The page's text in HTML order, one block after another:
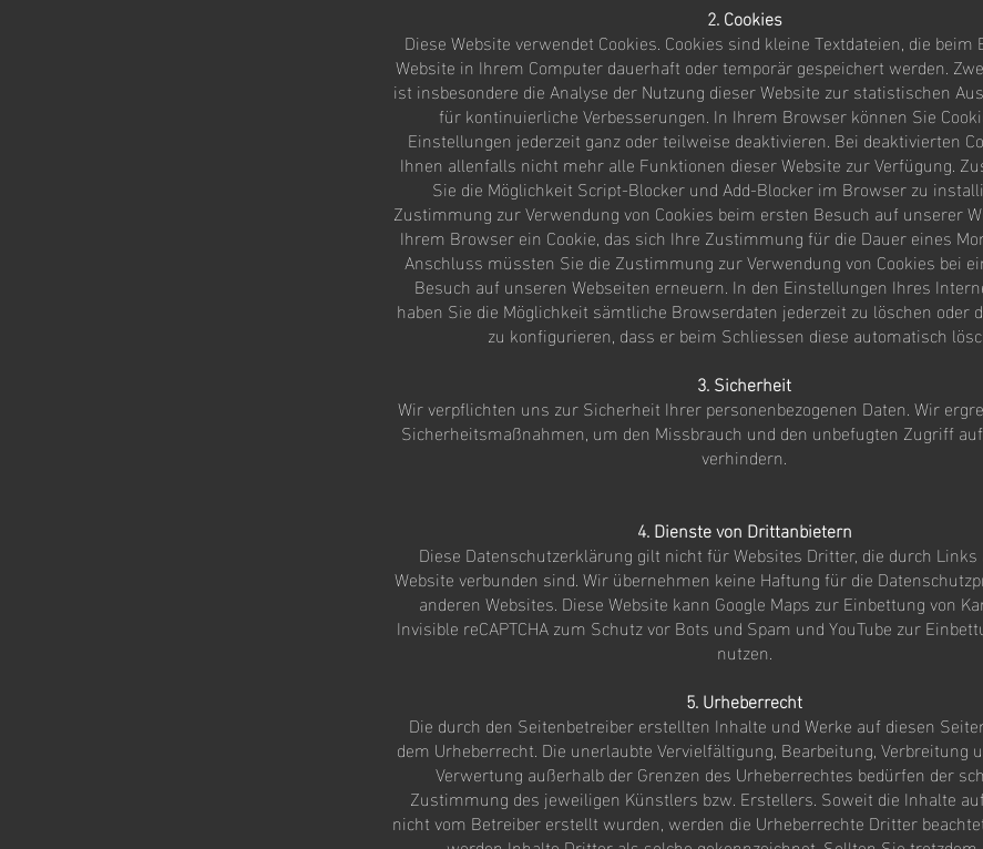
2. Cookies
Diese Website verwendet Cookies. Cookies sind kleine Textdateien, die beim
Website in Ihrem Computer dauerhaft oder temporär gespeichert werden.
ist insbesondere die Analyse der Nutzung dieser Website zur statistischen
für kontinuierliche Verbesserungen. In Ihrem Browser können Sie
Einstellungen jederzeit ganz oder teilweise deaktivieren. Bei deaktivierten
Ihnen allenfalls nicht mehr alle Funktionen dieser Website zur Verfügung.
Sie die Möglichkeit Script-Blocker und Add-Blocker im Browser zu
Zustimmung zur Verwendung von Cookies beim ersten Besuch auf unserer
Ihrem Browser ein Cookie, das sich Ihre Zustimmung für die Dauer eines
Anschluss müssten Sie die Zustimmung zur Verwendung von Cookies bei
Besuch auf unseren Webseiten erneuern. In den Einstellungen Ihres
haben Sie die Möglichkeit sämtliche Browserdaten jederzeit zu löschen oder
zu konfigurieren, dass er beim Schliessen diese automatisch
3. Sicherheit
Wir verpflichten uns zur Sicherheit Ihrer personenbezogenen Daten. Wir
Sicherheitsmaßnahmen, um den Missbrauch und den unbefugten Zugriff
verhindern.
4. Dienste von Drittanbietern
Diese Datenschutzerklärung gilt nicht für Websites Dritter, die durch
Website verbunden sind. Wir übernehmen keine Haftung für die
anderen Websites. Diese Website kann Google Maps zur Einbettung von
Invisible reCAPTCHA zum Schutz vor Bots und Spam und YouTube zur
nutzen.
5. Urheberrecht
Die durch den Seitenbetreiber erstellten Inhalte und Werke auf diesen
dem Urheberrecht. Die unerlaubte Vervielfältigung, Bearbeitung, Verbreitung
Verwertung außerhalb der Grenzen des Urheberrechtes bedürfen der
Zustimmung des jeweiligen Künstlers bzw. Erstellers. Soweit die Inhalte
nicht vom Betreiber erstellt wurden, werden die Urheberrechte Dritter